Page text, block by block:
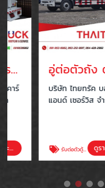
อู่ต่อตัวถัง ต่อหลังคารถ 6 ล้อโดยสาร สมุทรสาคร
บริษัท ไทยทรัค บอดี้คาร์
แอนด์ เซอร์วิส จำกัด
รับต่อตัวตู้บรรทุก สมุทรสาคร ดูรายละเอียด